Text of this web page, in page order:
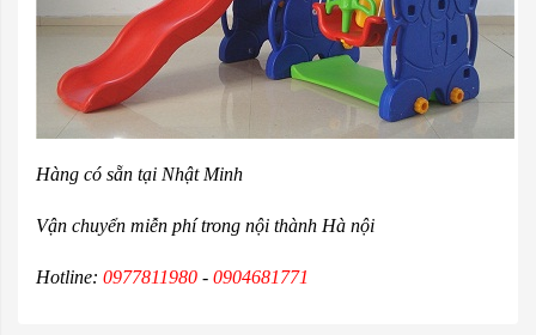
Hàng có sẵn tại Nhật Minh
Vận chuyển miễn phí trong nội thành Hà nội
Hotline: 0977811980 - 0904681771